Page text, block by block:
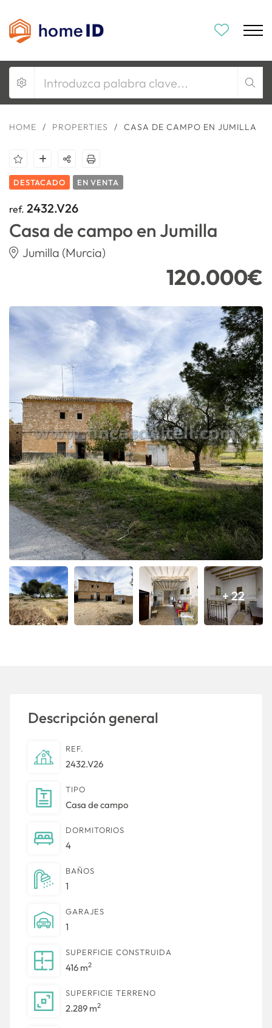
HOME / PROPERTIES / CASA DE CAMPO EN JUMILLA
DESTACADO EN VENTA
ref. 2432.V26
Casa de campo en Jumilla
Jumilla (Murcia)
120.000€
+ 22
Descripción general
REF.
2432.V26
TIPO
Casa de campo
DORMITORIOS
4
BAÑOS
1
GARAJES
1
SUPERFICIE CONSTRUIDA
416 m2
SUPERFICIE TERRENO
2.289 m2